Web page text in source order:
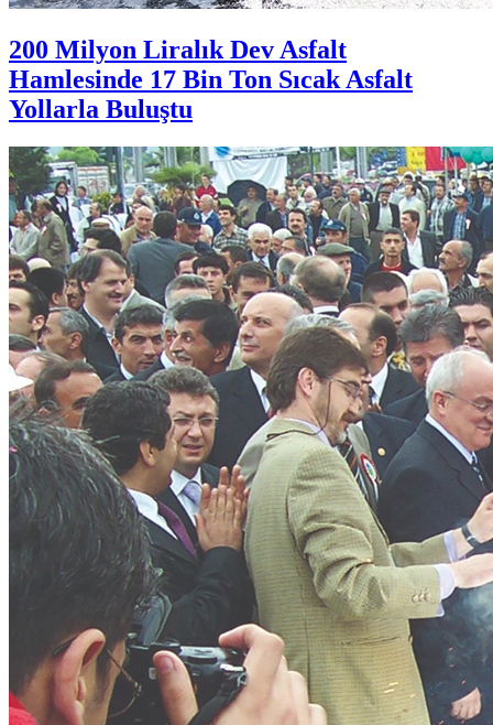
200 Milyon Liralık Dev Asfalt
Hamlesinde 17 Bin Ton Sıcak Asfalt
Yollarla Buluştu